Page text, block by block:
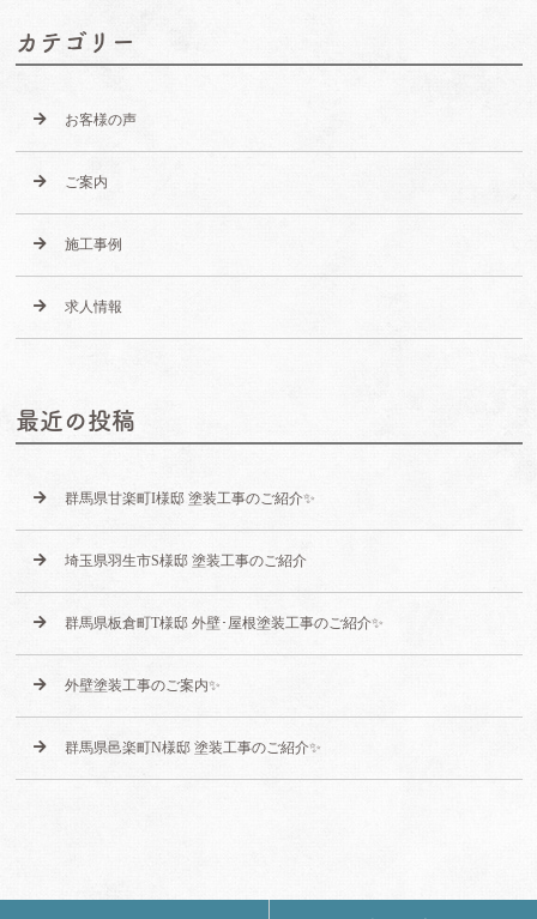
カテゴリー
お客様の声
ご案内
施工事例
求人情報
最近の投稿
群馬県甘楽町I様邸 塗装工事のご紹介✨
埼玉県羽生市S様邸 塗装工事のご紹介
群馬県板倉町T様邸 外壁･屋根塗装工事のご紹介✨
外壁塗装工事のご案内✨
群馬県邑楽町N様邸 塗装工事のご紹介✨